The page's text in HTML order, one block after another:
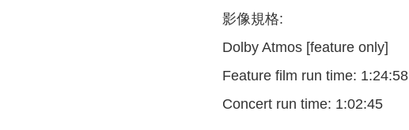
影像規格:
Dolby Atmos [feature only]
Feature film run time: 1:24:58
Concert run time: 1:02:45